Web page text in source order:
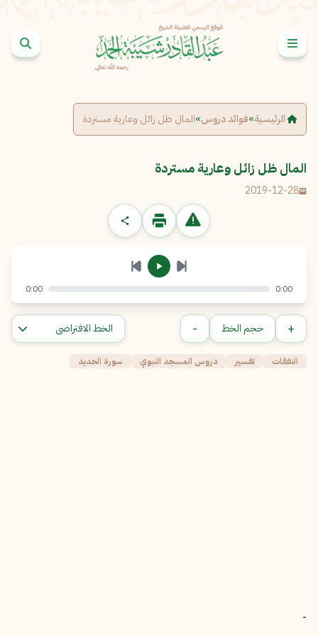
الرئيسية»فوائد دروس»المال ظل زائل وعارية مستردة
المال ظل زائل وعارية مستردة
2019-12-28
الإبلاغ عن مشكلة
الرسالة
إرسال إلغاء
0:00
0:00
+ حجم الخط -
النفقات تفسير دروس المسجد النبوي سورة الحديد
-